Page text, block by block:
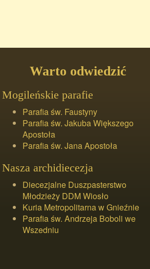
Warto odwiedzić
Mogileńskie parafie
Parafia św. Faustyny
Parafia św. Jakuba Większego
Apostoła
Parafia św. Jana Apostoła
Nasza archidiecezja
Diecezjalne Duszpasterstwo
Młodzieży DDM Wiosło
Kuria Metropolitarna w Gnieźnie
Parafia św. Andrzeja Boboli we
Wszedniu